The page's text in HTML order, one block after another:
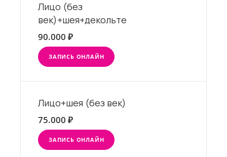
Лицо (без
век)+шея+декольте
90.000 ₽
ЗАПИСЬ ОНЛАЙН
Лицо+шея (без век)
75.000 ₽
ЗАПИСЬ ОНЛАЙН